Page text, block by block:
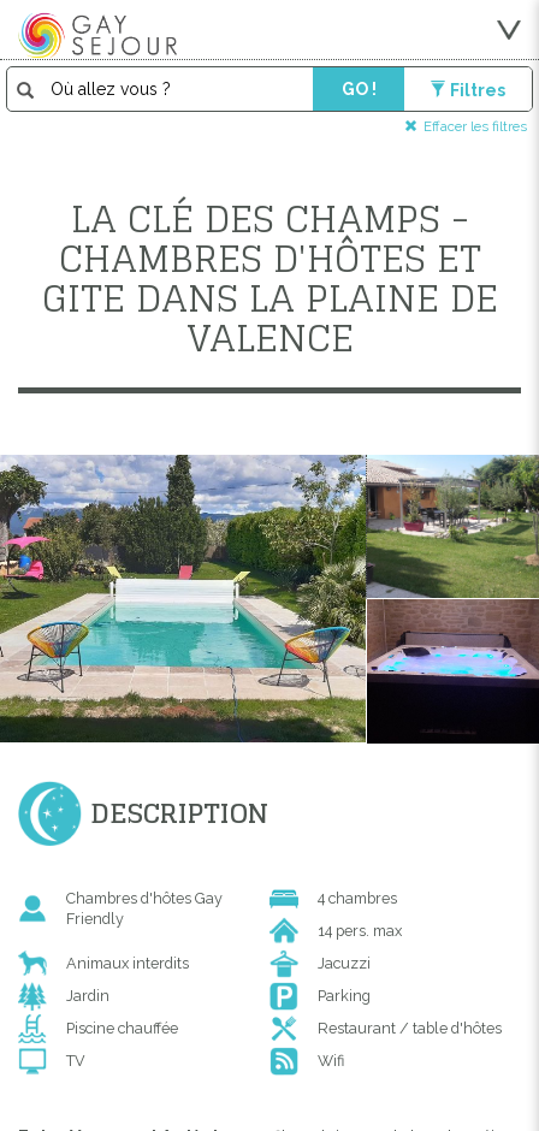
GO ! Filtres
Effacer les filtres
LA CLÉ DES CHAMPS -
CHAMBRES D'HÔTES ET
GITE DANS LA PLAINE DE
VALENCE
DESCRIPTION
Chambres d'hôtes Gay
Friendly
4 chambres
14 pers. max
Animaux interdits
Jacuzzi
Jardin
Parking
Piscine chauffée
Restaurant / table d'hôtes
TV
Wifi